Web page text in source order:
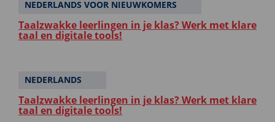
NEDERLANDS VOOR NIEUWKOMERS
Taalzwakke leerlingen in je klas? Werk met klare
taal en digitale tools!
NEDERLANDS
Taalzwakke leerlingen in je klas? Werk met klare
taal en digitale tools!